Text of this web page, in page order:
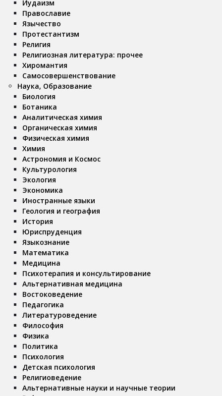
Иудаизм
Православие
Язычество
Протестантизм
Религия
Религиозная литература: прочее
Хиромантия
Самосовершенствование
Наука, Образование
Биология
Ботаника
Аналитическая химия
Органическая химия
Физическая химия
Химия
Астрономия и Космос
Культурология
Экология
Экономика
Иностранные языки
Геология и география
История
Юриспруденция
Языкознание
Математика
Медицина
Психотерапия и консультирование
Альтернативная медицина
Востоковедение
Педагогика
Литературоведение
Философия
Физика
Политика
Психология
Детская психология
Религиоведение
Альтернативные науки и научные теории